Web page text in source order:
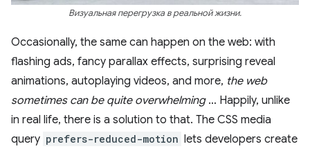
Визуальная перегрузка в реальной жизни.
Occasionally, the same can happen on the web: with
flashing ads, fancy parallax effects, surprising reveal
animations, autoplaying videos, and more, the web
sometimes can be quite overwhelming… Happily, unlike
in real life, there is a solution to that. The CSS media
query prefers-reduced-motion lets developers create